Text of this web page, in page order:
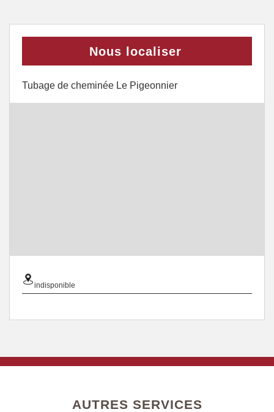
Nous localiser
Tubage de cheminée Le Pigeonnier
indisponible
AUTRES SERVICES